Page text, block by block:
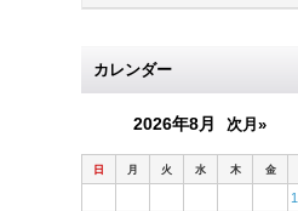
カレンダー
2026年8月 次月»
日 月 火 水 木 金
1